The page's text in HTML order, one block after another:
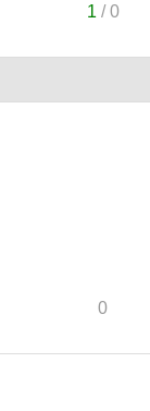
1 /0
0